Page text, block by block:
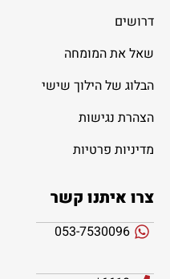
דרושים
שאל את המומחה
הבלוג של הילוך שישי
הצהרת נגישות
מדיניות פרטיות
צרו איתנו קשר
053-7530096